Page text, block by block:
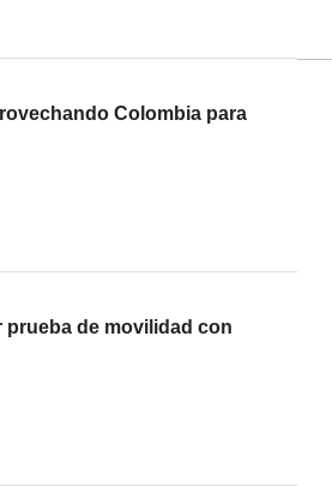
Colombia para
prueba de movilidad con